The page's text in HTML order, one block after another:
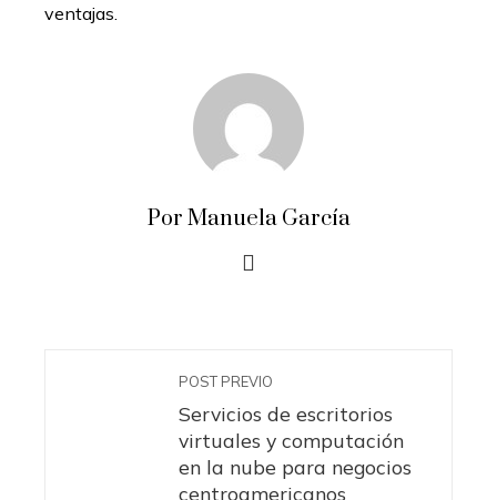
ventajas.
Por Manuela García
POST PREVIO
Servicios de escritorios
virtuales y computación
en la nube para negocios
centroamericanos